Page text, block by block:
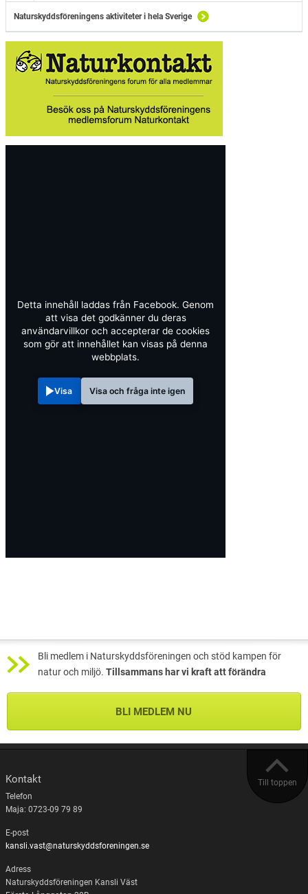
Naturskyddsföreningens aktiviteter i hela Sverige
Detta innehåll laddas från Facebook. Genom
att visa det godkänner du deras
användarvillkor och accepterar de cookies
som gör att innehållet kan visas på denna
webbplats.
Visa Visa och fråga inte igen
Bli medlem i Naturskyddsföreningen och stöd kampen för
natur och miljö. Tillsammans har vi kraft att förändra
BLI MEDLEM NU
Till toppen
Kontakt
Telefon
Maja: 0723-09 79 89
E-post
kansli.vast@naturskyddsforeningen.se
Adress
Naturskyddsföreningen Kansli Väst